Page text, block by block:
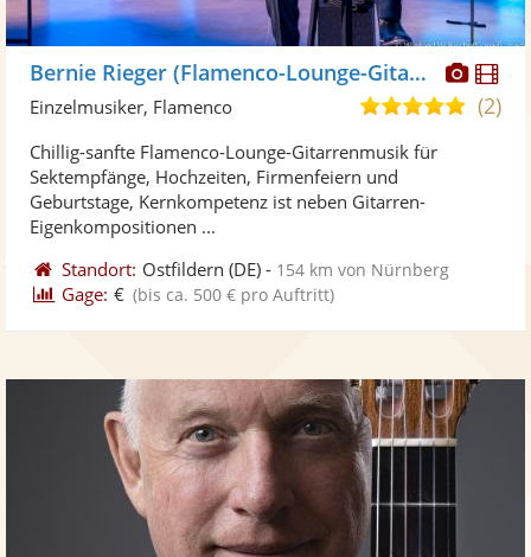
Bernie Rieger (Flamenco-Lounge-Gitarre)
5,0(2)
Einzelmusiker, Flamenco
Chillig-sanfte Flamenco-Lounge-Gitarrenmusik für
Sektempfänge, Hochzeiten, Firmenfeiern und
Geburtstage, Kernkompetenz ist neben Gitarren-
Eigenkompositionen ...
Standort: Ostfildern (DE) - 154 km von Nürnberg
Gage: € (bis ca. 500 € pro Auftritt)